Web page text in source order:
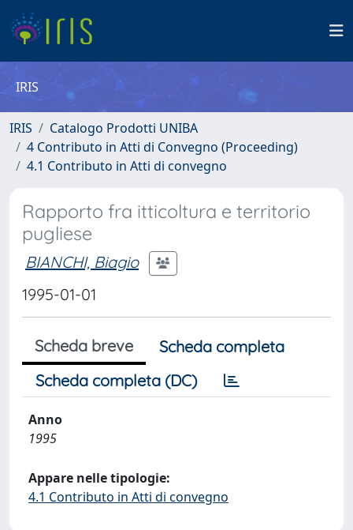
IRIS
IRIS
Catalogo Prodotti UNIBA
4 Contributo in Atti di Convegno (Proceeding)
4.1 Contributo in Atti di convegno
Rapporto fra itticoltura e territorio
pugliese
BIANCHI, Biagio
1995-01-01
Scheda breve
Scheda completa
Scheda completa (DC)
Anno
1995
Appare nelle tipologie:
4.1 Contributo in Atti di convegno